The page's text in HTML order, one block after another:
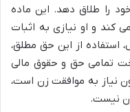
را طلاق دهد. این ماده
کند و او نیازی به اثبات
استفاده از این حق مطلق،
تمامی حق و حقوق مالی
نیاز به موافقت زن است،
نیست.